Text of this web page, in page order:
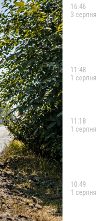
16:46
3 серпня
11:48
1 серпня
11:18
1 серпня
10:49
1 серпня